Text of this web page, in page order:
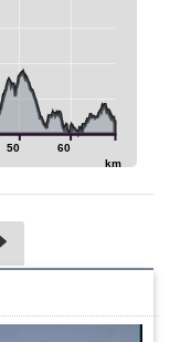
50 60
km